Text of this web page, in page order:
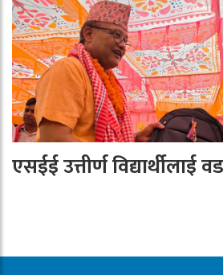
एसईई उत्तीर्ण विद्यार्थीलाई